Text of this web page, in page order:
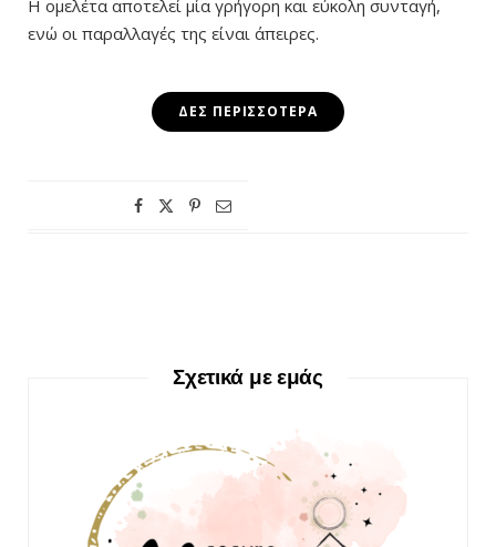
Η ομελέτα αποτελεί μία γρήγορη και εύκολη συνταγή,
ενώ οι παραλλαγές της είναι άπειρες.
ΔΕΣ ΠΕΡΙΣΣΌΤΕΡΑ
Σχετικά με εμάς